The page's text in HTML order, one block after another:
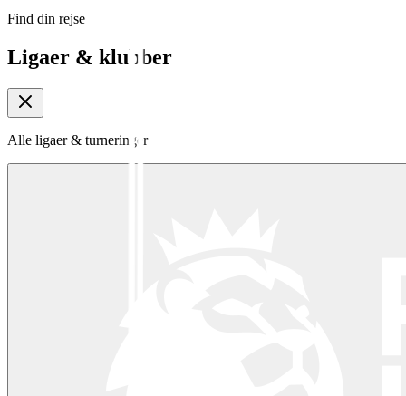
Find din rejse
Ligaer & klubber
Alle ligaer & turneringer